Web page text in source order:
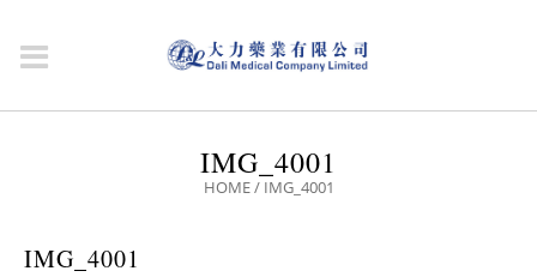
IMG_4001
HOME/ IMG_4001
IMG_4001